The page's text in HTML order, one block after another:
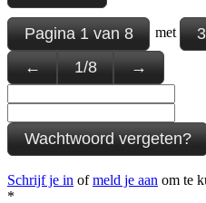
Pagina1van8 met
←
1/8 →
Wachtwoord vergeten?
Schrijf je in ofmeld je aan om te
*